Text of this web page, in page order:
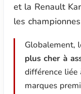
et la Renault
les
Globalement,
plus cher à
différence liée
marques